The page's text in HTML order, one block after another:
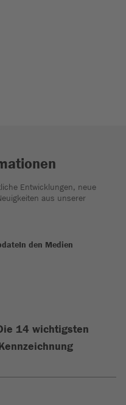
Entwicklungen, neue
aus unserer
In den Medien
14 wichtigsten